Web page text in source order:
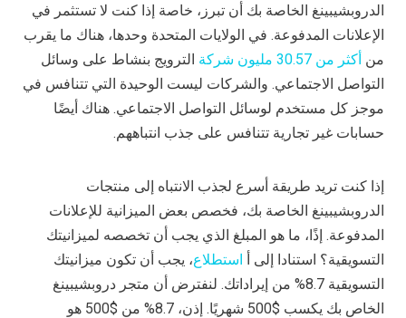
الدروبشيبينغ الخاصة بك أن تبرز، خاصة إذا كنت لا تستثمر في
الإعلانات المدفوعة. في الولايات المتحدة وحدها، هناك ما يقرب
من أكثر من 30.57 مليون شركة
الترويج بنشاط على وسائل
التواصل الاجتماعي. والشركات ليست الوحيدة التي تتنافس في
موجز كل مستخدم لوسائل التواصل الاجتماعي. هناك أيضًا
حسابات غير تجارية تتنافس على جذب انتباههم.
إذا كنت تريد طريقة أسرع لجذب الانتباه إلى منتجات
الدروبشيبينغ الخاصة بك، فخصص بعض الميزانية للإعلانات
المدفوعة. إذًا، ما هو المبلغ الذي يجب أن تخصصه لميزانيتك
التسويقية؟ استنادا إلى أ استطلاع، يجب أن تكون ميزانيتك
التسويقية 8.7% من إيراداتك. لنفترض أن متجر دروبشيبينغ
الخاص بك يكسب $500 شهريًا. إذن، 8.7% من $500 هو